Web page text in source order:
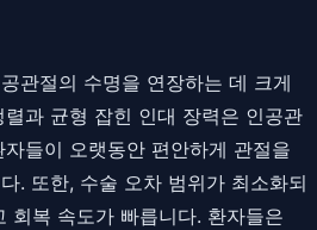
관절의 수명을 연장하는 데 크게
과 균형 잡힌 인대 장력은 인공관
들이 오랫동안 편안하게 관절을
. 또한, 수술 오차 범위가 최소화되
회복 속도가 빠릅니다. 환자들은